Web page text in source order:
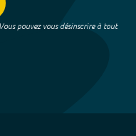
pouvez vous désinscrire à tout